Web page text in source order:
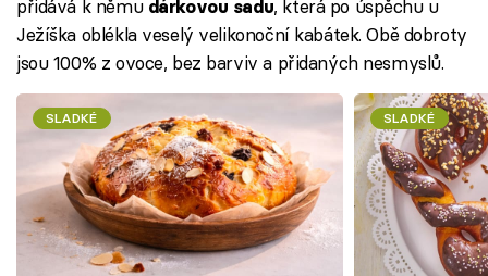
přidává k němu dárkovou sadu, která po úspěchu u
Ježíška oblékla veselý velikonoční kabátek. Obě dobroty
jsou 100% z ovoce, bez barviv a přidaných nesmyslů.
SLADKÉ SLADKÉ